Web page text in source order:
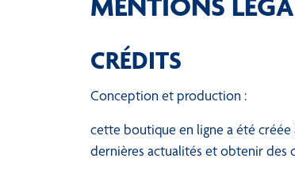
CRÉDITS
Conception et production :
cette boutique en ligne a été créée
dernières actualités et obtenir des